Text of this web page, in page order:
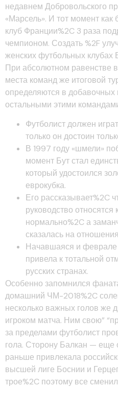
недавнем Добровольского
«Марсель». И тот момент
клуб Франции%2C 3 раза
чемпионом. Создать %2F
женских футбольных
При абсолютном равенстве
места команд же итоговой
определяются в добавочных
остальными этими
Футболист должен
только он достоин
В 1997 году «шмели»
момент Бут стал
который удостоился
еврокубка.
Его рассказывает%2C
руководство относятся
нормально%2C а
сказалась на
Начавшаяся и феврале
привела к тотальной
русских странах.
Особенно запомнился
домашний ЧМ-2018%2C
несколько важных голов же
игроком матча. Ним свою”
за пределами футболист
гола. Сторону Балкан — еще
раньше привлекала
высшей лиге Боснии и
трое%2C поэтому все